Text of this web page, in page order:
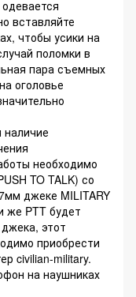
вставляйте
чтобы усики на
поломки в
пара съемных
оголовье
необходимо
TO TALK) со
джеке MILITARY
же PTT будет
этот
приобрести
civilian-military.
на наушниках